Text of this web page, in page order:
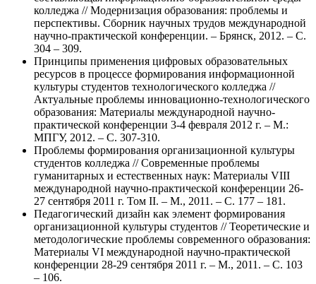
колледжа // Модернизация образования: проблемы и
перспективы. Сборник научных трудов международной
научно-практической конференции. – Брянск, 2012. – С.
304 – 309.
Принципы применения цифровых образовательных
ресурсов в процессе формирования информационной
культуры студентов технологического колледжа //
Актуальные проблемы инновационно-технологического
образования: Материалы международной научно-
практической конференции 3-4 февраля 2012 г. – М.:
МПГУ, 2012. – С. 307-310.
Проблемы формирования организационной культуры
студентов колледжа // Современные проблемы
гуманитарных и естественных наук: Материалы VIII
международной научно-практической конференции 26-
27 сентября 2011 г. Том II. – М., 2011. – С. 177 – 181.
Педагогический дизайн как элемент формирования
организационной культуры студентов // Теоретические и
методологические проблемы современного образования:
Материалы VI международной научно-практической
конференции 28-29 сентября 2011 г. – М., 2011. – С. 103
– 106.